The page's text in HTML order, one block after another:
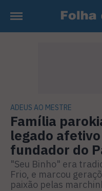
ADEUS AO MESTRE
Família
legado
fundador do
"Seu Binho" era
Frio, e marcou
paixão pelas